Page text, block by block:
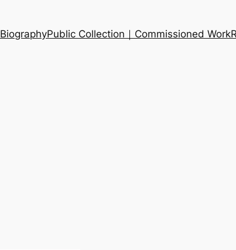
BiographyPublic Collection｜Commissioned Work